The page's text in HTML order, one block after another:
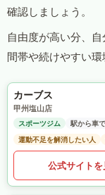
確認しましょう。
自由度が高い分、
間帯や続けやすい環
カーブス
甲州塩山店
スポーツジム
駅から車
運動不足を解消したい人
公式サイトを